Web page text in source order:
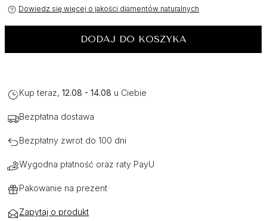
Dowiedz się więcej o jakości diamentów naturalnych
DODAJ DO KOSZYKA
Kup teraz, 12.08 - 14.08 u Ciebie
Bezpłatna dostawa
Bezpłatny zwrot do 100 dni
Wygodna płatność oraz raty PayU
Pakowanie na prezent
Zapytaj o produkt